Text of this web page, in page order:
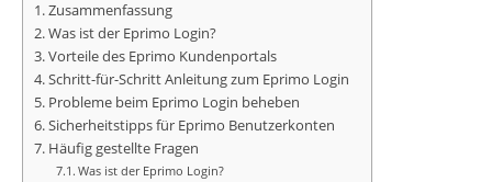
Zusammenfassung
Was ist der Eprimo Login?
Vorteile des Eprimo Kundenportals
Schritt-für-Schritt Anleitung zum Eprimo Login
Probleme beim Eprimo Login beheben
Sicherheitstipps für Eprimo Benutzerkonten
Häufig gestellte Fragen
Was ist der Eprimo Login?